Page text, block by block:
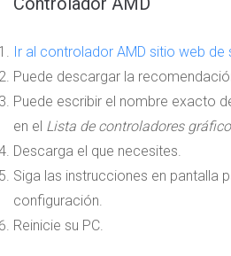
Ir al controlador AMD sitio web de
Puede descargar la
Puede escribir el nombre exacto
en el Lista de controladores
Descarga el que necesites.
Siga las instrucciones en pantalla
configuración.
Reinicie su PC.